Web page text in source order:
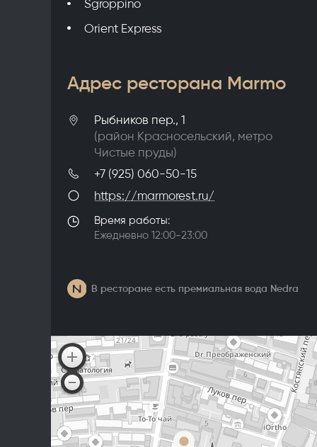
Sgroppino
Orient Express
Адрес ресторана Marmo
Рыбников пер., 1
(район Красносельский, метро
Чистые пруды)
+7 (925) 060-50-15
https://marmorest.ru/
Время работы:
Ежедневно 12:00-23:00
В ресторане есть премиальная вода Nedra